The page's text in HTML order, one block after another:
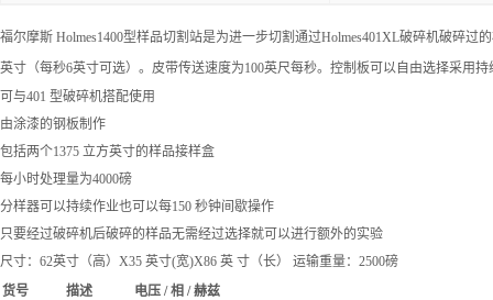
福尔摩斯 Holmes1400型样品切割站是为进一步切割通过Holmes401XL破碎机破碎
英寸（每秒6英寸可选）。皮带传送速度为100英尺每秒。控制板可以自由选择采用
可与401 型破碎机搭配使用
由涂漆的钢板制作
包括两个1375 立方英寸的样品接样盒
每小时处理量为4000磅
分样器可以持续作业也可以每150 秒钟间歇操作
只要经过破碎机后破碎的样品无需经过选择就可以进行额外的实验
尺寸：62英寸（高）X35 英寸(宽)X86 英 寸（长） 运输重量：2500磅
货号
描述
电压 / 相 / 赫兹